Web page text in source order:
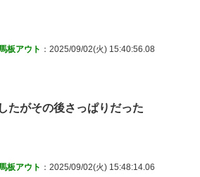
板アウト ：2025/09/02(火) 15:40:56.08
たがその後さっぱりだった
板アウト ：2025/09/02(火) 15:48:14.06